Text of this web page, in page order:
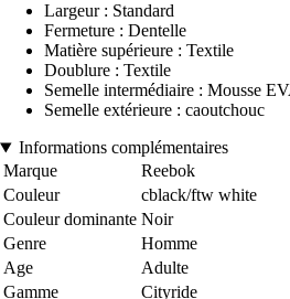
Largeur : Standard
Fermeture : Dentelle
Matière supérieure : Textile
Doublure : Textile
Semelle intermédiaire : Mousse
Semelle extérieure : caoutchouc
Informations complémentaires
Marque
Reebok
Couleur
cblack/ftw white
Couleur dominante Noir
Genre
Homme
Age
Adulte
Gamme
Cityride